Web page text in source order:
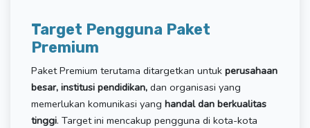
Target Pengguna Paket
Premium
Paket Premium terutama ditargetkan untuk perusahaan
besar, institusi pendidikan, dan organisasi yang
memerlukan komunikasi yang handal dan berkualitas
tinggi. Target ini mencakup pengguna di kota-kota